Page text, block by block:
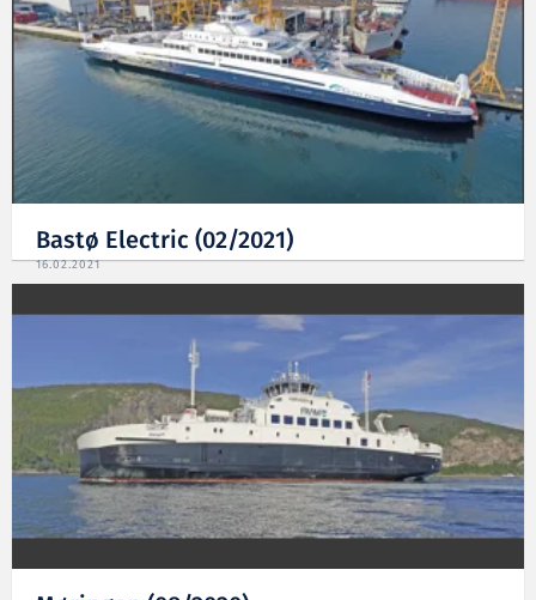
Bastø Electric (02/2021)
16.02.2021